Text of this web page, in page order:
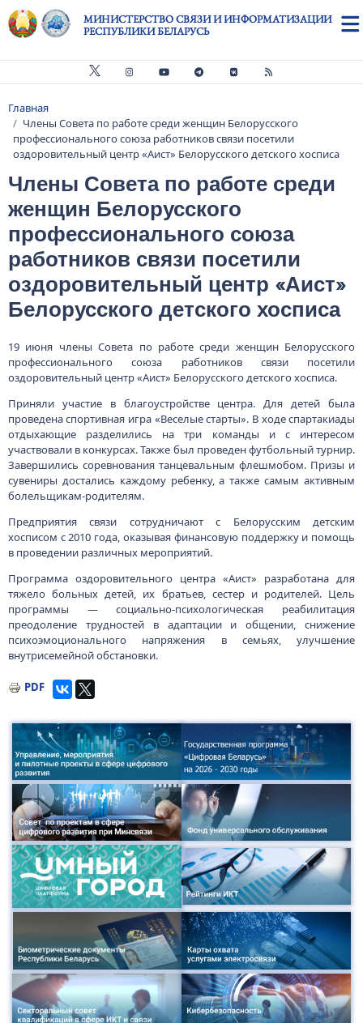
Перейти к основному содержанию
МИНИСТЕРСТВО СВЯЗИ И ИНФОРМАТИЗАЦИИ
РЕСПУБЛИКИ БЕЛАРУСЬ
Строка навигации
Главная
Члены Совета по работе среди женщин Белорусского
профессионального союза работников связи посетили
оздоровительный центр «Аист» Белорусского детского хосписа
Члены Совета по работе среди
женщин Белорусского
профессионального союза
работников связи посетили
оздоровительный центр «Аист»
Белорусского детского хосписа
19 июня члены Совета по работе среди женщин Белорусского
профессионального союза работников связи посетили
оздоровительный центр «Аист» Белорусского детского хосписа.
Приняли участие в благоустройстве центра. Для детей была
проведена спортивная игра «Веселые старты». В ходе спартакиады
отдыхающие разделились на три команды и с интересом
участвовали в конкурсах. Также был проведен футбольный турнир.
Завершились соревнования танцевальным флешмобом. Призы и
сувениры достались каждому ребенку, а также самым активным
болельщикам-родителям.
Предприятия связи сотрудничают с Белорусским детским
хосписом с 2010 года, оказывая финансовую поддержку и помощь
в проведении различных мероприятий.
Программа оздоровительного центра «Аист» разработана для
тяжело больных детей, их братьев, сестер и родителей. Цель
программы — социально-психологическая реабилитация
преодоление трудностей в адаптации и общении, снижение
психоэмоционального напряжения в семьях, улучшение
внутрисемейной обстановки.
PDF